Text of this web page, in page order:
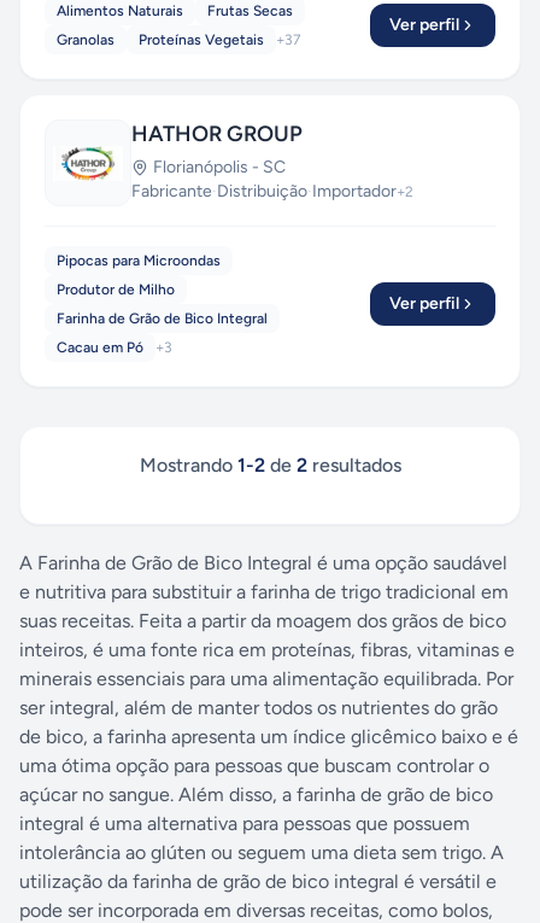
Alimentos Naturais
Frutas Secas
Granolas
Proteínas Vegetais +37
Ver perfil
HATHOR GROUP
Florianópolis - SC
Fabricante·Distribuição·Importador+2
Pipocas para Microondas
Produtor de Milho
Farinha de Grão de Bico Integral
Cacau em Pó
+3
Ver perfil
Mostrando 1-2de 2resultados
A Farinha de Grão de Bico Integral é uma opção saudável
e nutritiva para substituir a farinha de trigo tradicional em
suas receitas. Feita a partir da moagem dos grãos de bico
inteiros, é uma fonte rica em proteínas, fibras, vitaminas e
minerais essenciais para uma alimentação equilibrada. Por
ser integral, além de manter todos os nutrientes do grão
de bico, a farinha apresenta um índice glicêmico baixo e é
uma ótima opção para pessoas que buscam controlar o
açúcar no sangue. Além disso, a farinha de grão de bico
integral é uma alternativa para pessoas que possuem
intolerância ao glúten ou seguem uma dieta sem trigo. A
utilização da farinha de grão de bico integral é versátil e
pode ser incorporada em diversas receitas, como bolos,